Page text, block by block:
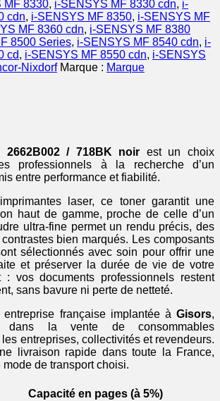
MF 8330, i-SENSYS MF 8330 cdn, i-
cdn, i-SENSYS MF 8350, i-SENSYS MF
MF 8360 cdn, i-SENSYS MF 8380
8500 Series, i-SENSYS MF 8540 cdn, i-
cd, i-SENSYS MF 8550 cdn, i-SENSYS
Nixdorf Marque : Marque
2662B002 / 718BK noir est un choix
professionnels à la recherche d’un
entre performance et fiabilité.
laser, ce toner garantit une
haut de gamme, proche de celle d’un
ultra-fine permet un rendu précis, des
bien marqués. Les composants
sélectionnés avec soin pour offrir une
et préserver la durée de vie de votre
: vos documents professionnels restent
sans bavure ni perte de netteté.
entreprise française implantée àGisors,
dans la vente de consommables
les entreprises, collectivités et revendeurs.
livraison rapide dans toute la France,
de transport choisi.
Capacité en pages (à 5%)